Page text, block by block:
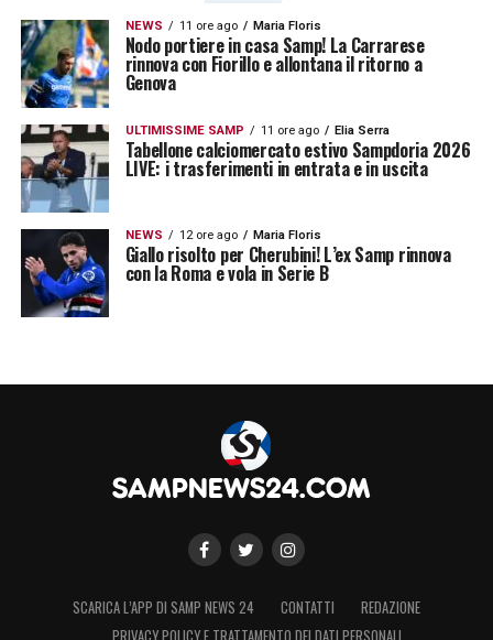
NEWS 11 ore ago Maria Floris
Nodo portiere in casa Samp! La Carrarese
rinnova con Fiorillo e allontana il ritorno a
Genova
ULTIMISSIME SAMP 11 ore ago Elia Serra
Tabellone calciomercato estivo Sampdoria 2026
LIVE: i trasferimenti in entrata e in uscita
NEWS 12 ore ago Maria Floris
Giallo risolto per Cherubini! L’ex Samp rinnova
con la Roma e vola in Serie B
SCARICA L’APP DI SAMP NEWS 24 CONTATTI
REDAZIONE